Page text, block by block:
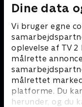
Dine data
Vi bruger egne
oplevelse af TV
målrette
målrettet
platforme. Du
herunder, og du
Padeldrømme
Komedie • 1 sæsoner